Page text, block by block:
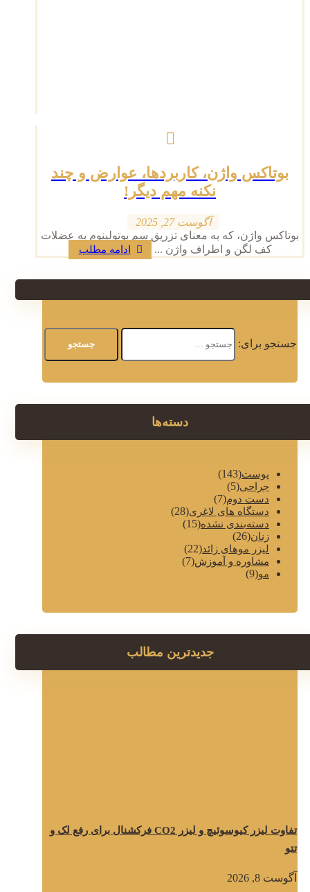
بوتاکس واژن، کاربردها، عوارض و چند
نکنه مهم دیگر!
آگوست 27, 2025
بوتاکس واژن، که به معنای تزریق سم بوتولینوم به عضلات
کف لگن و اطراف واژن ...
ادامه مطلب
جستجو برای:
دسته‌ها
پوست(143)
جراحی(5)
دست دوم(7)
دستگاه های لاغری(28)
دسته‌بندی نشده(15)
زنان(26)
لیزر موهای زائد(22)
مشاوره و آموزش(7)
مو(9)
جدیدترین مطالب
تفاوت لیزر کیوسوئیچ و لیزر CO2 فرکشنال برای رفع لک و
تتو
آگوست 8, 2026